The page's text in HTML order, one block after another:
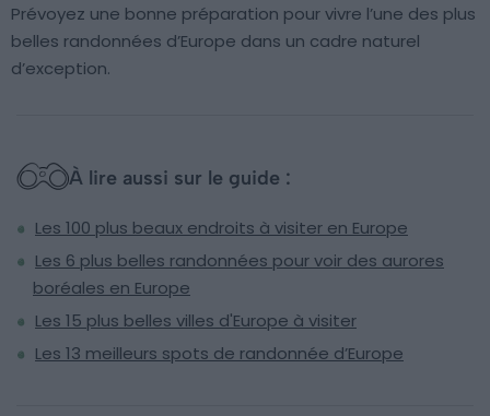
Prévoyez une bonne préparation pour vivre l’une des plus
belles randonnées d’Europe dans un cadre naturel
d’exception.
À lire aussi sur le guide :
Les 100 plus beaux endroits à visiter en Europe
Les 6 plus belles randonnées pour voir des aurores
boréales en Europe
Les 15 plus belles villes d'Europe à visiter
Les 13 meilleurs spots de randonnée d’Europe